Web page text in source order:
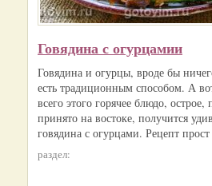
Говядина с огурцамии
Говядина и огурцы, вроде бы
есть традиционным способом. А
всего этого горячее блюдо, острое,
принято на востоке, получится
говядина с огурцами. Рецепт
раздел: